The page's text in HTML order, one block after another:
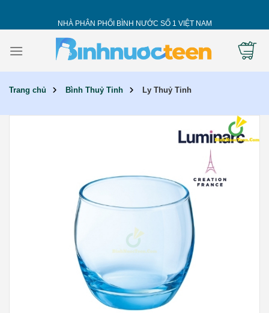
NHÀ PHÂN PHỐI BÌNH NƯỚC SỐ 1 VIỆT NAM
Trang chủ Bình Thuỷ Tinh Ly Thuỷ Tinh